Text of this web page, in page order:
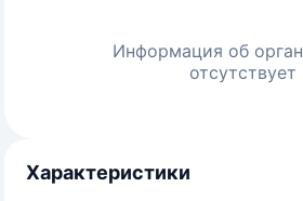
Информация об
отсутствует
Характеристики